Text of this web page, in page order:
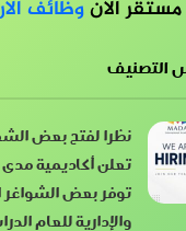
الانوظائف
التصنيف
نظرا لفتح بعض
تعلن أكاديمية مدى
توفر بعض الشواغر